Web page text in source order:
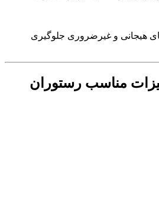
هیجانی و غیرضروری جلوگیری
مناسب رستوران